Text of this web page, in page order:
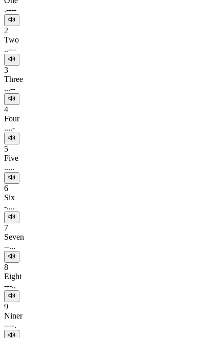
.----
2
Two
..---
3
Three
...--
4
Four
....-
5
Five
.....
6
Six
-....
7
Seven
--...
8
Eight
---..
9
Niner
----.